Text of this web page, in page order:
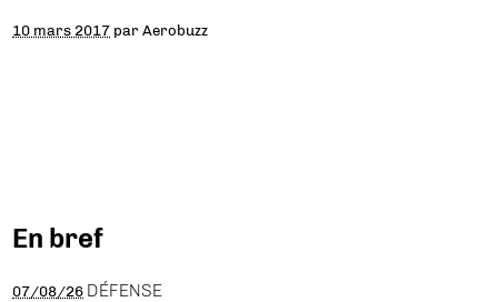
10 mars 2017 parAerobuzz
En bref
07/08/26 DÉFENSE